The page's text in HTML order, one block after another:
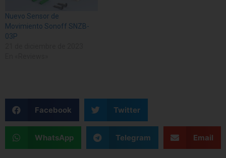
Nuevo Sensor de
Movimiento Sonoff SNZB-
03P
Facebook Twitter
WhatsApp Telegram Email